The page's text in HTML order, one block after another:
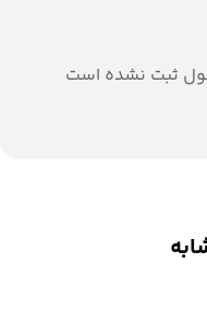
ثبت نشده است